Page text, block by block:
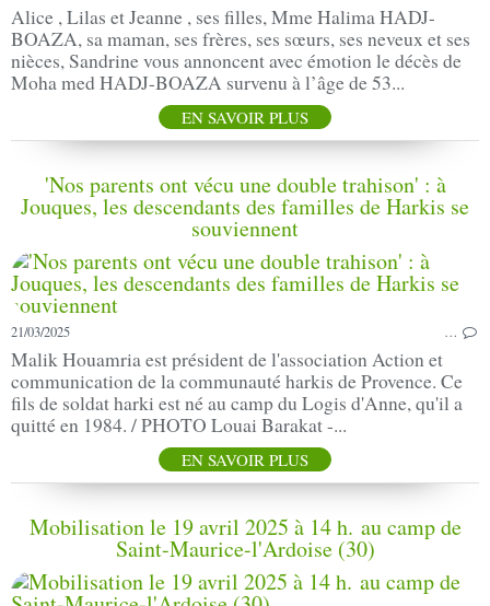
Alice , Lilas et Jeanne , ses filles, Mme Halima HADJ-
BOAZA, sa maman, ses frères, ses sœurs, ses neveux et ses
nièces, Sandrine vous annoncent avec émotion le décès de
Moha med HADJ-BOAZA survenu à l’âge de 53...
EN SAVOIR PLUS
'Nos parents ont vécu une double trahison' : à
Jouques, les descendants des familles de Harkis se
souviennent
21/03/2025 …
Malik Houamria est président de l'association Action et
communication de la communauté harkis de Provence. Ce
fils de soldat harki est né au camp du Logis d'Anne, qu'il a
quitté en 1984. / PHOTO Louai Barakat -...
EN SAVOIR PLUS
Mobilisation le 19 avril 2025 à 14 h. au camp de
Saint-Maurice-l'Ardoise (30)